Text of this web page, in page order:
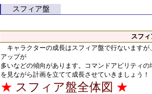
スフィア盤
スフィ
キャラクターの成長はスフィア盤で行ないます
アップが
多いなどの傾向があります。コマンドアビリティ
を見ながら計画を立てて成長させていきましょう！
★ スフィア盤全体図 ★